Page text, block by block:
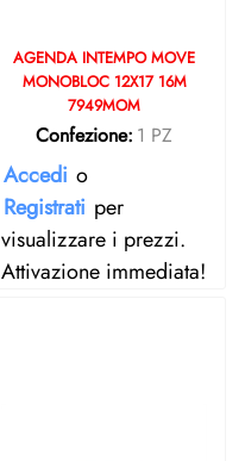
AGENDA INTEMPO MOVE
MONOBLOC 12X17 16M
7949MOM
Confezione: 1 PZ
Accedi o
Registrati per
visualizzare i prezzi.
Attivazione immediata!